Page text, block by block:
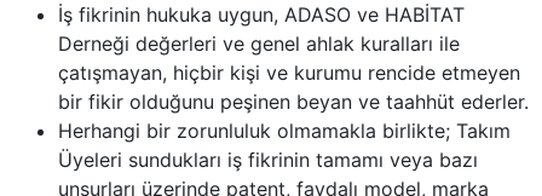
İş fikrinin hukuka uygun, ADASO ve HABİTAT
Derneği değerleri ve genel ahlak kuralları ile
çatışmayan, hiçbir kişi ve kurumu rencide etmeyen
bir fikir olduğunu peşinen beyan ve taahhüt ederler.
Herhangi bir zorunluluk olmamakla birlikte; Takım
Üyeleri sundukları iş fikrinin tamamı veya bazı
unsurları üzerinde patent, faydalı model, marka